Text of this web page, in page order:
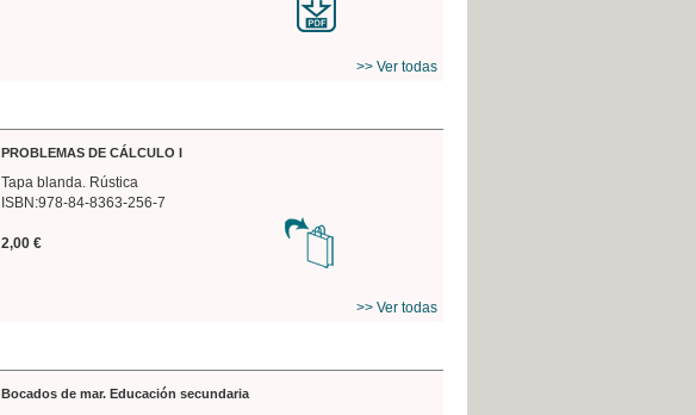
>> Ver todas
PROBLEMAS DE CÁLCULO I
Tapa blanda. Rústica
ISBN:978-84-8363-256-7
2,00 €
>> Ver todas
Bocados de mar. Educación secundaria